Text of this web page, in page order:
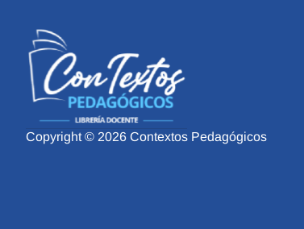
Copyright © 2026 Contextos Pedagógicos